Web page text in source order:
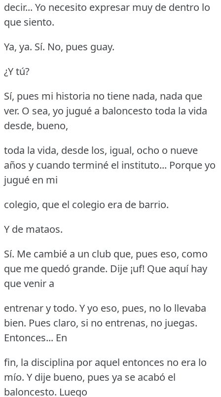
decir... Yo necesito expresar muy de dentro lo
que siento.
Ya, ya. Sí. No, pues guay.
¿Y tú?
Sí, pues mi historia no tiene nada, nada que
ver. O sea, yo jugué a baloncesto toda la vida
desde, bueno,
toda la vida, desde los, igual, ocho o nueve
años y cuando terminé el instituto... Porque yo
jugué en mi
colegio, que el colegio era de barrio.
Y de mataos.
Sí. Me cambié a un club que, pues eso, como
que me quedó grande. Dije ¡uf! Que aquí hay
que venir a
entrenar y todo. Y yo eso, pues, no lo llevaba
bien. Pues claro, si no entrenas, no juegas.
Entonces... En
fin, la disciplina por aquel entonces no era lo
mío. Y dije bueno, pues ya se acabó el
baloncesto. Luego